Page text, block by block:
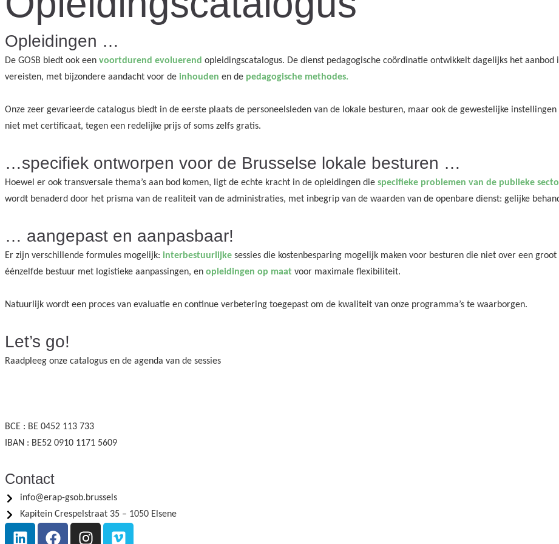
Opleidingen …
De GOSB biedt ook een voortdurend evoluerend opleidingscatalogus. De dienst pedagogische coördinatie ontwikkelt dagelijks het
vereisten, met bijzondere aandacht voor de inhouden en de pedagogische methodes.
Onze zeer gevarieerde catalogus biedt in de eerste plaats de personeelsleden van de lokale besturen, maar ook de gewestelijke
niet met certificaat, tegen een redelijke prijs of soms zelfs gratis.
…specifiek ontworpen voor de Brusselse lokale besturen …
Hoewel er ook transversale thema’s aan bod komen, ligt de echte kracht in de opleidingen die specifieke problemen van de publieke
wordt benaderd door het prisma van de realiteit van de administraties, met inbegrip van de waarden van de openbare dienst: gelijke
… aangepast en aanpasbaar!
Er zijn verschillende formules mogelijk: interbestuurlijke sessies die kostenbesparing mogelijk maken voor besturen die niet over een
éénzelfde bestuur met logistieke aanpassingen, en opleidingen op maat voor maximale flexibiliteit.
Natuurlijk wordt een proces van evaluatie en continue verbetering toegepast om de kwaliteit van onze programma’s te waarborgen.
Let’s go!
Raadpleeg onze catalogus en de agenda van de sessies
BCE : BE 0452 113 733
IBAN : BE52 0910 1171 5609
Contact
info@erap-gsob.brussels
Kapitein Crespelstraat 35 – 1050 Elsene